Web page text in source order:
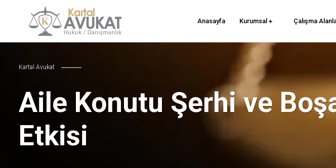
Anasayfa Kurumsal Çalışma
Kartal Avukat
Aile Konutu Şerhi ve
Etkisi